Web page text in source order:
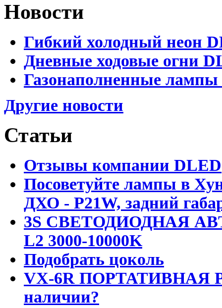
Новости
Гибкий холодный неон
Дневные ходовые огни
Газонаполненные лампы
Другие новости
Статьи
Отзывы компании DLED
Посоветуйте лампы в
ДХО - P21W, задний
3S СВЕТОДИОДНАЯ
L2 3000-10000K
Подобрать цоколь
VX-6R ПОРТАТИВНАЯ
наличии?